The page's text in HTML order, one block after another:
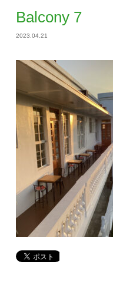
Balcony 7
2023.04.21